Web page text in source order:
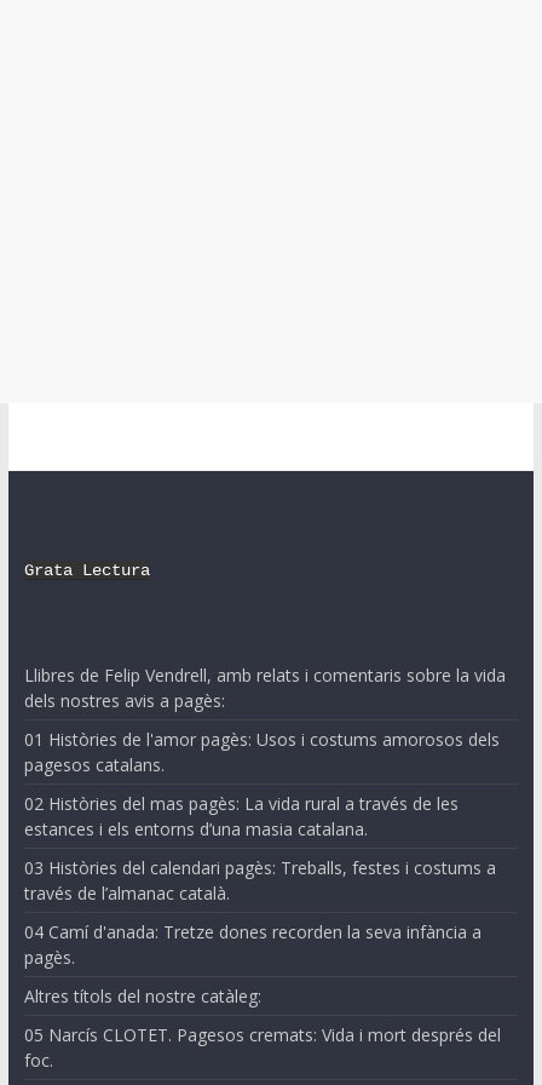
Grata Lectura
Llibres de Felip Vendrell, amb relats i comentaris sobre la vida
dels nostres avis a pagès:
01 Històries de l'amor pagès: Usos i costums amorosos dels
pagesos catalans.
02 Històries del mas pagès: La vida rural a través de les
estances i els entorns d’una masia catalana.
03 Històries del calendari pagès: Treballs, festes i costums a
través de l’almanac català.
04 Camí d'anada: Tretze dones recorden la seva infància a
pagès.
Altres títols del nostre catàleg:
05 Narcís CLOTET. Pagesos cremats: Vida i mort després del
foc.